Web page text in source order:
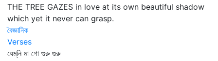
THE TREE GAZES in love at its own beautiful shadow
which yet it never can grasp.
বৈজ্ঞানিক
Verses
যেম্‌নি মা গো গুরু গুরু